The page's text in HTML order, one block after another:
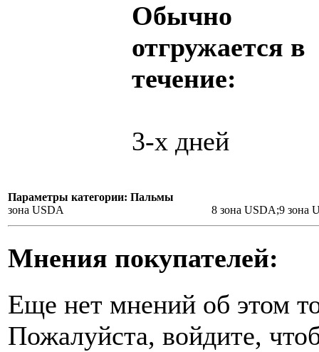
Обычно
отгружается в
течение:
3-х дней
Параметры категории: Пальмы
зона USDA
8 зона USDA;9 зона
Мнения покупателей:
Еще нет мнений об этом
Пожалуйста, войдите,